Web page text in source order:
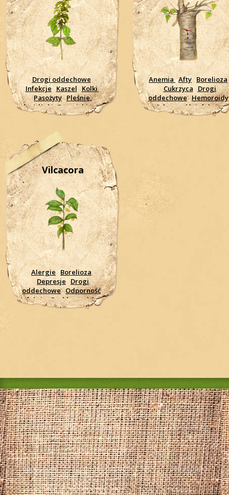
Drogi oddechowe
Infekcje
Kaszel Kolki
Pasożyty Pleśnie,
drożdżaki Przeziębienie
Biegunki Trawienie
Żołądkowe wrzody
Anemia Afty Borelioza
Cukrzyca
Drogi
oddechowe Hemoroidy
Odporność Infekcje
Problemy skórne
Vilcacora
Alergie Borelioza
Depresje
Drogi
oddechowe Odporność
Infekcje Problemy skórne
Krążenie Nerki
organizmu
Wrzody
Wysokie ciśnienie
Zmęczenie Zapalenie
jelit, żołądka Żołądkowe
wrzody